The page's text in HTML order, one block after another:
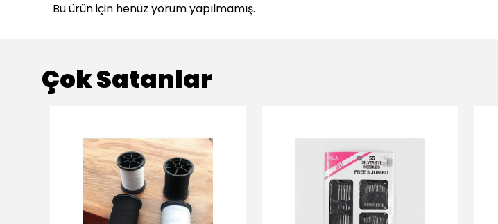
Bu ürün için henüz yorum yapılmamış.
Çok Satanlar